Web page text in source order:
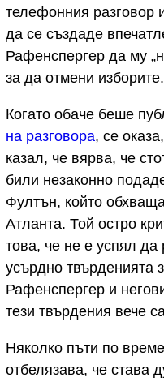
телефонния разговор
да се създаде
Рафенспергер да му
за да отмени изборите.
Когато обаче беше
на разговора, се
казал, че вярва, че
били незаконно
Фултън, който
Атланта. Той остро
това, че не е успял да
усърдно твърденията
Рафенспергер и
тези твърдения вече
Няколко пъти по
отбелязава, че става